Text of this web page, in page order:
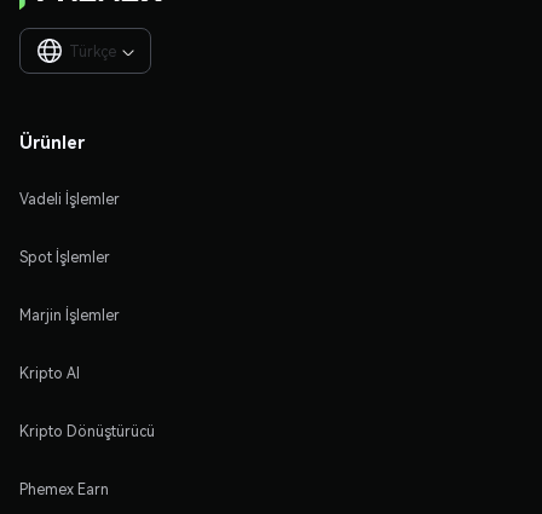
Türkçe 
Ürünler
Vadeli İşlemler
Spot İşlemler
Marjin İşlemler
Kripto Al
Kripto Dönüştürücü
Phemex Earn